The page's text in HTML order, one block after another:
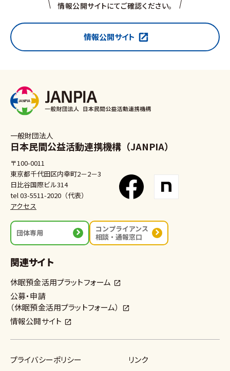
情報公開サイトにてご確認ください。
情報公開サイト
一般財団法人
日本民間公益活動連携機構（JANPIA）
〒100-0011
東京都千代田区内幸町2－2－3
日比谷国際ビル314
tel 03-5511-2020（代表）
アクセス
団体専用
コンプライアンス
相談・通報窓口
関連サイト
休眠預金活用プラットフォーム
公募・申請
（休眠預金活用プラットフォーム）
情報公開サイト
プライバシーポリシー
リンク